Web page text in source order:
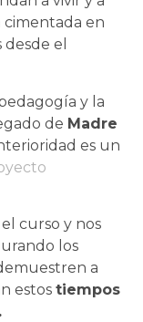
cimentada en
el
y la
de Madre
es un
curso y nos
los
a
estos tiempos